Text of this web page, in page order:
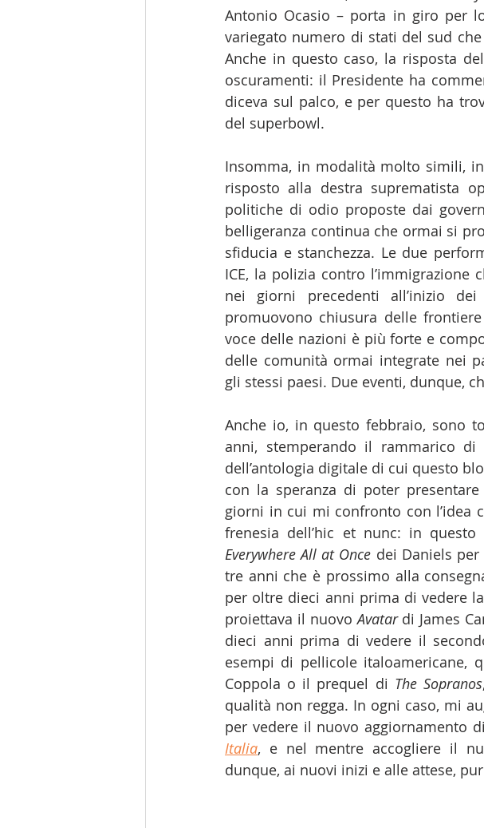
Antonio Ocasio – porta in giro per
variegato numero di stati del sud
Anche in questo caso, la risposta
oscuramenti: il Presidente ha
diceva sul palco, e per questo ha
del superbowl.
Insomma, in modalità molto simili,
risposto alla destra suprematista
politiche di odio proposte dai
belligeranza continua che ormai si
sfiducia e stanchezza. Le due
ICE, la polizia contro
nei giorni precedenti all’inizio
promuovono chiusura delle
voce delle nazioni è più forte e
delle comunità ormai integrate nei
gli stessi paesi. Due eventi, dunque,
Anche io, in questo febbraio, sono
anni, stemperando il rammarico di
dell’antologia digitale di cui questo
con la speranza di poter
giorni in cui mi confronto con l’idea
frenesia dell’hic et nunc: in
Everywhere All at Once dei Daniels
tre anni che è prossimo alla
per oltre dieci anni prima di vedere
proiettava il nuovo Avatar di James
dieci anni prima di vedere il
esempi di pellicole italoamericane,
Coppola o il prequel di The Sopranos
qualità non regga. In ogni caso, mi
per vedere il nuovo aggiornamento di
Italia, e nel mentre accogliere il
dunque, ai nuovi inizi e alle attese,